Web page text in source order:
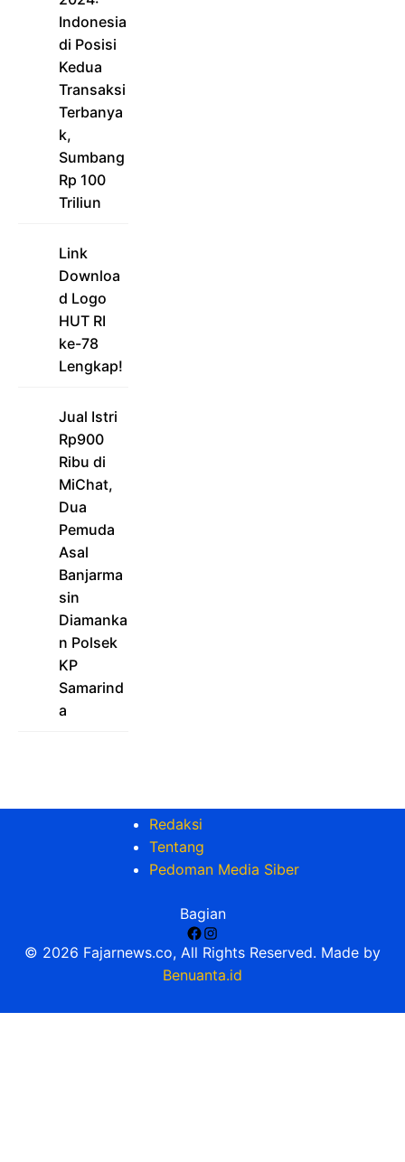
Indonesia
di Posisi
Kedua
Transaksi
Terbanya
k,
Sumbang
Rp 100
Triliun
Link
Downloa
d Logo
HUT RI
ke-78
Lengkap!
Jual Istri
Rp900
Ribu di
MiChat,
Dua
Pemuda
Asal
Banjarma
sin
Diamanka
n Polsek
KP
Samarind
a
Redaksi
Tentang
Pedoman Media Siber
Bagian
Facebook
Instagram
© 2026 Fajarnews.co, All Rights Reserved. Made by
Benuanta.id